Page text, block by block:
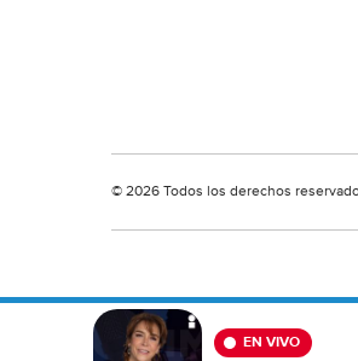
EN VIVO
© 2026 Todos los derechos